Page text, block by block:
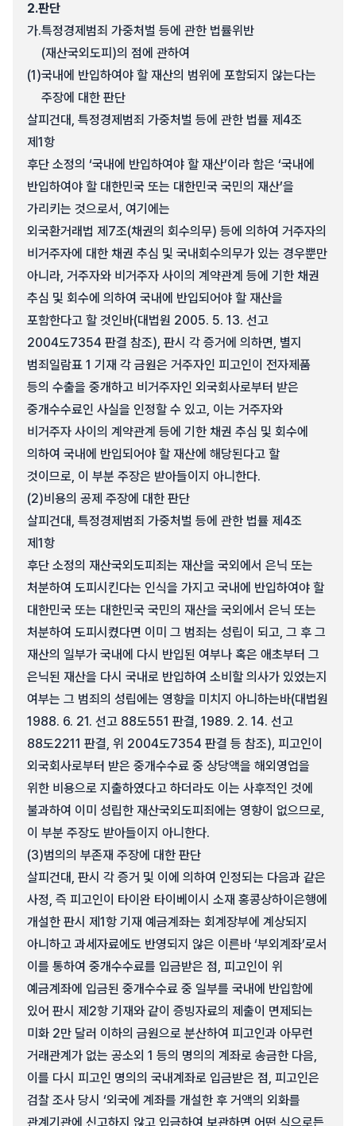
2.판단
가.특정경제범죄 가중처벌 등에 관한 법률위반
(재산국외도피)의 점에 관하여
(1)국내에 반입하여야 할 재산의 범위에 포함되지 않는다는
주장에 대한 판단
살피건대, 특정경제범죄 가중처벌 등에 관한 법률 제4조
제1항
후단 소정의 ‘국내에 반입하여야 할 재산’이라 함은 ‘국내에
반입하여야 할 대한민국 또는 대한민국 국민의 재산’을
가리키는 것으로서, 여기에는
외국환거래법 제7조(채권의 회수의무) 등에 의하여 거주자의
비거주자에 대한 채권 추심 및 국내회수의무가 있는 경우뿐만
아니라, 거주자와 비거주자 사이의 계약관계 등에 기한 채권
추심 및 회수에 의하여 국내에 반입되어야 할 재산을
포함한다고 할 것인바(대법원 2005. 5. 13. 선고
2004도7354 판결 참조), 판시 각 증거에 의하면, 별지
범죄일람표 1 기재 각 금원은 거주자인 피고인이 전자제품
등의 수출을 중개하고 비거주자인 외국회사로부터 받은
중개수수료인 사실을 인정할 수 있고, 이는 거주자와
비거주자 사이의 계약관계 등에 기한 채권 추심 및 회수에
의하여 국내에 반입되어야 할 재산에 해당된다고 할
것이므로, 이 부분 주장은 받아들이지 아니한다.
(2)비용의 공제 주장에 대한 판단
살피건대, 특정경제범죄 가중처벌 등에 관한 법률 제4조
제1항
후단 소정의 재산국외도피죄는 재산을 국외에서 은닉 또는
처분하여 도피시킨다는 인식을 가지고 국내에 반입하여야 할
대한민국 또는 대한민국 국민의 재산을 국외에서 은닉 또는
처분하여 도피시켰다면 이미 그 범죄는 성립이 되고, 그 후 그
재산의 일부가 국내에 다시 반입된 여부나 혹은 애초부터 그
은닉된 재산을 다시 국내로 반입하여 소비할 의사가 있었는지
여부는 그 범죄의 성립에는 영향을 미치지 아니하는바(대법원
1988. 6. 21. 선고 88도551 판결, 1989. 2. 14. 선고
88도2211 판결, 위 2004도7354 판결 등 참조), 피고인이
외국회사로부터 받은 중개수수료 중 상당액을 해외영업을
위한 비용으로 지출하였다고 하더라도 이는 사후적인 것에
불과하여 이미 성립한 재산국외도피죄에는 영향이 없으므로,
이 부분 주장도 받아들이지 아니한다.
(3)범의의 부존재 주장에 대한 판단
살피건대, 판시 각 증거 및 이에 의하여 인정되는 다음과 같은
사정, 즉 피고인이 타이완 타이베이시 소재 홍콩상하이은행에
개설한 판시 제1항 기재 예금계좌는 회계장부에 계상되지
아니하고 과세자료에도 반영되지 않은 이른바 ‘부외계좌’로서
이를 통하여 중개수수료를 입금받은 점, 피고인이 위
예금계좌에 입금된 중개수수료 중 일부를 국내에 반입함에
있어 판시 제2항 기재와 같이 증빙자료의 제출이 면제되는
미화 2만 달러 이하의 금원으로 분산하여 피고인과 아무런
거래관계가 없는 공소외 1 등의 명의의 계좌로 송금한 다음,
이를 다시 피고인 명의의 국내계좌로 입금받은 점, 피고인은
검찰 조사 당시 ‘외국에 계좌를 개설한 후 거액의 외화를
관계기관에 신고하지 않고 입금하여 보관하면 어떤 식으로든